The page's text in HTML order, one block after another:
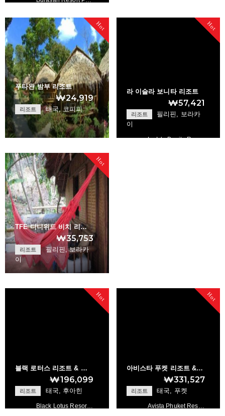
Hot
푸타완 밤부 리조트
₩24,919
리조트 태국, 코피피
+
Hot
라 이슬라 보니타 리조트
₩57,421
리조트
필리핀, 보라카
이
La Isla Bonita Re…
Hot
TFE 디니위드 비치 리…
₩35,753
리조트
필리핀, 보라카
이
Hot
블랙 로터스 리조트 & …
₩196,099
리조트 태국, 후아힌
Black Lotus Resor…
Hot
아비스타 푸켓 리조트 &…
₩331,527
리조트 태국, 푸켓
Avista Phuket Res…